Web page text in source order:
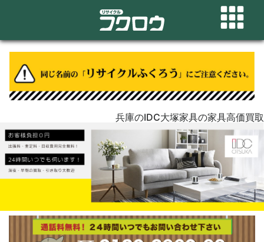
兵庫のIDC大塚家具の家具高価買取